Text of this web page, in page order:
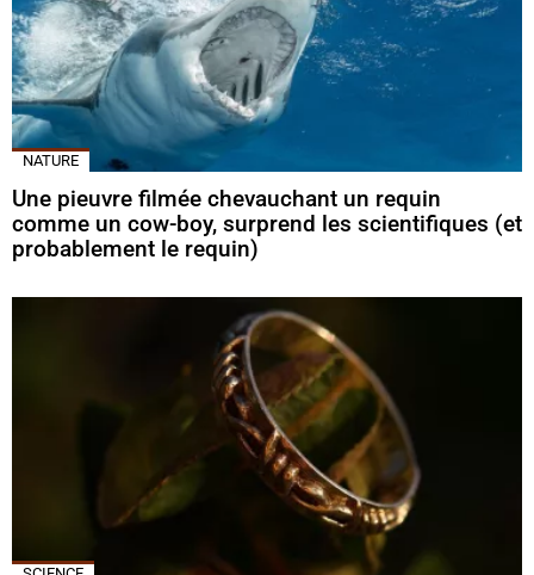
NATURE
Une pieuvre filmée chevauchant un requin
comme un cow-boy, surprend les scientifiques (et
probablement le requin)